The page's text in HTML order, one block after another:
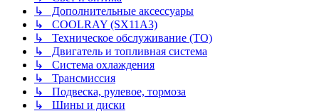
↳ Дополнительные аксессуары
↳ COOLRAY (SX11A3)
↳ Техническое обслуживание (ТО)
↳ Двигатель и топливная система
↳ Система охлаждения
↳ Трансмиссия
↳ Подвеска, рулевое, тормоза
↳ Шины и диски